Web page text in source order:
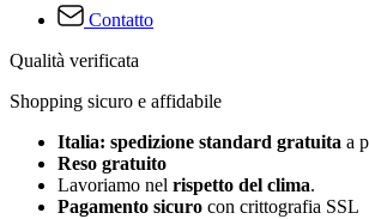
Contatto
Qualità verificata
Shopping sicuro e affidabile
Italia: spedizione standard gratuita a
Reso gratuito
Lavoriamo nel rispetto del clima.
Pagamento sicuro con crittografia SSL